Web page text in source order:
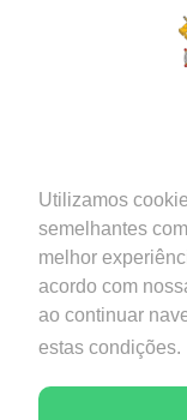
Utilizamos
semelhantes
melhor
acordo com
ao continuar
estas condições.
Copyright ©